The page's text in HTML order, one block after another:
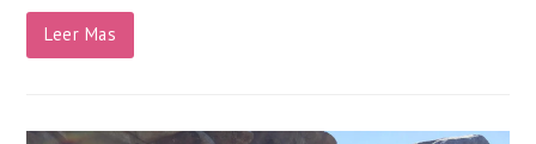
Leer Mas